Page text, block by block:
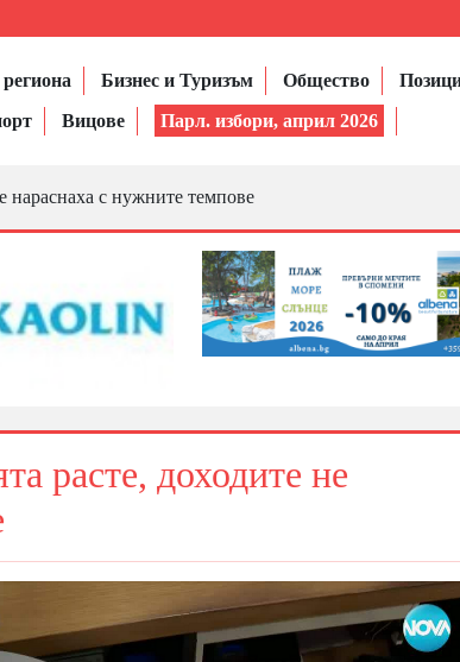
Бизнес и Туризъм Общество
Вицове Парл. избори, април 2026
с нужните темпове
расте, доходите не